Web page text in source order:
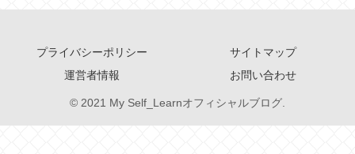
プライバシーポリシー
サイトマップ
運営者情報
お問い合わせ
© 2021 My Self_Learnオフィシャルブログ.